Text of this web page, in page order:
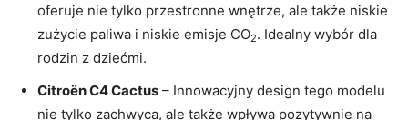
oferuje nie tylko przestronne wnętrze, ale także niskie
zużycie paliwa i niskie emisje CO2. Idealny wybór dla
rodzin z dziećmi.
Citroën C4 Cactus – Innowacyjny design tego modelu
nie‍ tylko zachwyca, ale​ także‍ wpływa pozytywnie na